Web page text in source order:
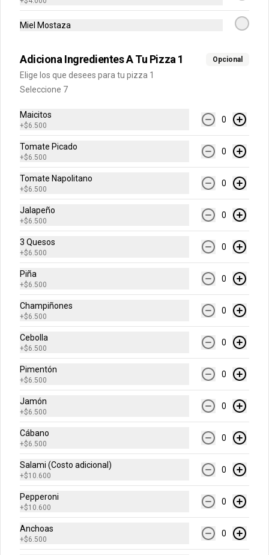
Arma tu pizza única mediana
$30.900
Arma tu pizza única grande
Una pizza de 8 porciones!
Acompañantes
Preparado en una base de pizza con
carne puede ser de carne, jamón,
Pancitos x6 de ajo preparados con
nuestra deliciosa masa de pizza.
Miel Mostaza
Adiciona Ingredientes A Tu Pizza 1 Opcional
Elige los que desees para tu pizza 1
Seleccione 7
Maicitos
+$6.500
0
Tomate Picado
+$6.500
0
Tomate Napolitano
+$6.500
0
Jalapeño
+$6.500
0
3 Quesos
+$6.500
0
Piña
+$6.500
0
Champiñones
+$6.500
0
Cebolla
+$6.500
0
Pimentón
+$6.500
0
Jamón
+$6.500
0
Cábano
+$6.500
0
Salami (Costo adicional)
+$10.600
0
Pepperoni
+$10.600
0
Anchoas
+$6.500
0